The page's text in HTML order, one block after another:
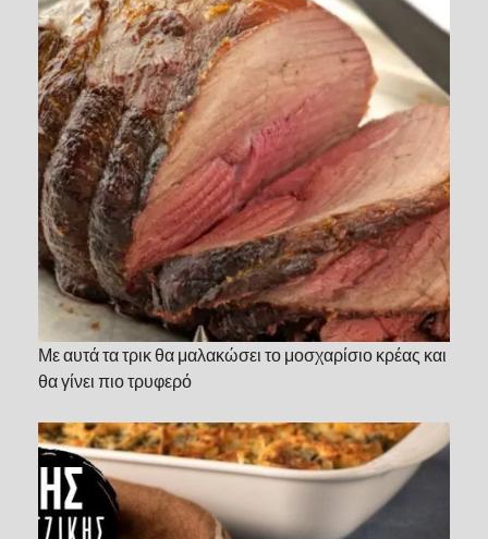
Με αυτά τα τρικ θα μαλακώσει το μοσχαρίσιο κρέας και
θα γίνει πιο τρυφερό